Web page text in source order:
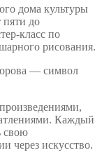
дома культуры
пяти до
класс по
рисования.
— символ
Каждый
свою
через искусство.